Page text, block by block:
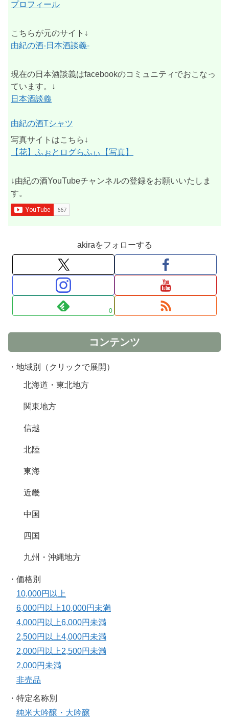
プロフィール
こちらが元のサイト↓
由紀の酒-日本酒談義-
現在の日本酒談義はfacebookのコミュニティでおこなっ
ています。↓
日本酒談義
由紀の酒Tシャツ
写真サイトはこちら↓
【花】ふぉとログらふぃ【写真】
↓由紀の酒YouTubeチャンネルの登録をお願いいたしま
す。
akiraをフォローする
0
コンテンツ
・地域別（クリックで展開）
北海道・東北地方
関東地方
信越
北陸
東海
近畿
中国
四国
九州・沖縄地方
・価格別
10,000円以上
6,000円以上10,000円未満
4,000円以上6,000円未満
2,500円以上4,000円未満
2,000円以上2,500円未満
2,000円未満
非売品
・特定名称別
純米大吟醸・大吟醸